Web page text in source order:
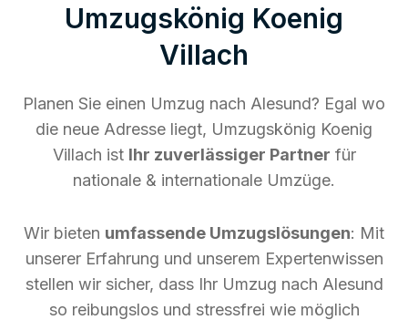
Umzugskönig Koenig
Villach
Planen Sie einen Umzug nach Alesund? Egal wo
die neue Adresse liegt, Umzugskönig Koenig
Villach ist Ihr zuverlässiger Partner für
nationale & internationale Umzüge.
Wir bieten umfassende Umzugslösungen: Mit
unserer Erfahrung und unserem Expertenwissen
stellen wir sicher, dass Ihr Umzug nach Alesund
so reibungslos und stressfrei wie möglich